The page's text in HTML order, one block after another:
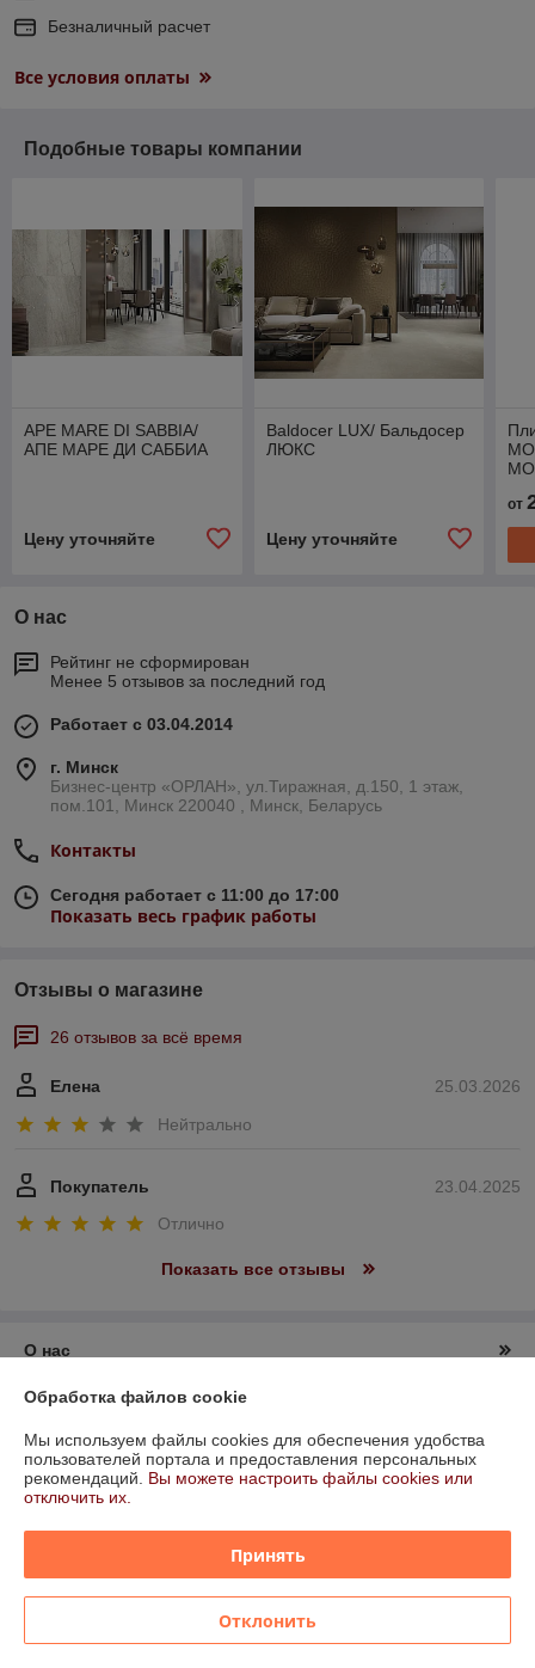
Безналичный расчет
Все условия оплаты
Подобные товары компании
APE MARE DI SABBIA/
АПЕ МАРЕ ДИ САББИА
Цену уточняйте
Baldocer LUX/ Бальдосер
ЛЮКС
Цену уточняйте
от
О нас
Рейтинг не сформирован
Менее 5 отзывов за последний год
Работает с 03.04.2014
г. Минск
Бизнес-центр «ОРЛАН», ул.Тиражная, д.150, 1 этаж,
пом.101, Минск 220040 , Минск, Беларусь
Контакты
Сегодня работает с 11:00 до 17:00
Показать весь график работы
Отзывы о магазине
26 отзывов за всё время
25.03.2026
Елена
Нейтрально
23.04.2025
Покупатель
Отлично
Показать все отзывы
О нас
Контакты
Доставка и оплата
Полная версия сайта
Политика обработки cookies
Обработка файлов cookie
Мы используем файлы cookies для обеспечения удобства
пользователей портала и предоставления персональных
рекомендаций. Вы можете настроить файлы cookies или
отключить их.
Принять
Отклонить